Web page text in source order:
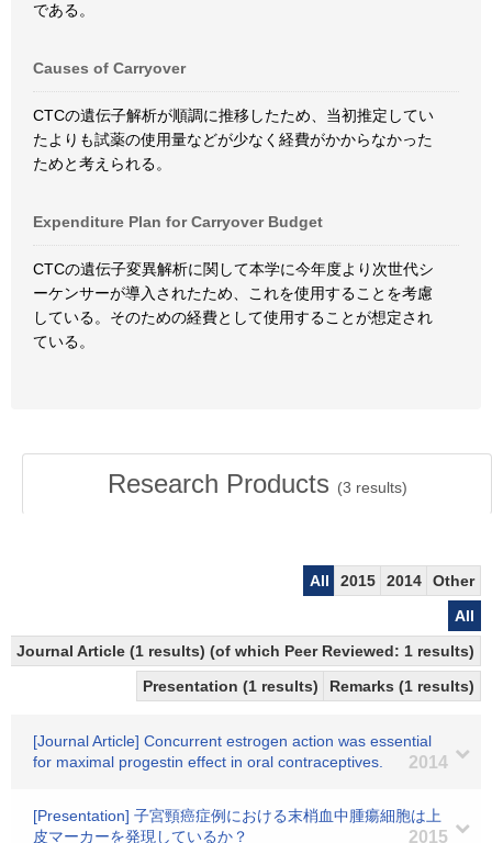
である。
Causes of Carryover
CTCの遺伝子解析が順調に推移したため、当初推定してい
たよりも試薬の使用量などが少なく経費がかからなかった
ためと考えられる。
Expenditure Plan for Carryover Budget
CTCの遺伝子変異解析に関して本学に今年度より次世代シ
ーケンサーが導入されたため、これを使用することを考慮
している。そのための経費として使用することが想定され
ている。
Research Products (3 results)
All 2015 2014
Other
All
Journal Article (1 results) (of which Peer Reviewed: 1 results)
Presentation (1 results)
Remarks (1 results)
[Journal Article] Concurrent estrogen action was essential
for maximal progestin effect in oral contraceptives.
2014
[Presentation] 子宮頸癌症例における末梢血中腫瘍細胞は上
皮マーカーを発現しているか？
2015